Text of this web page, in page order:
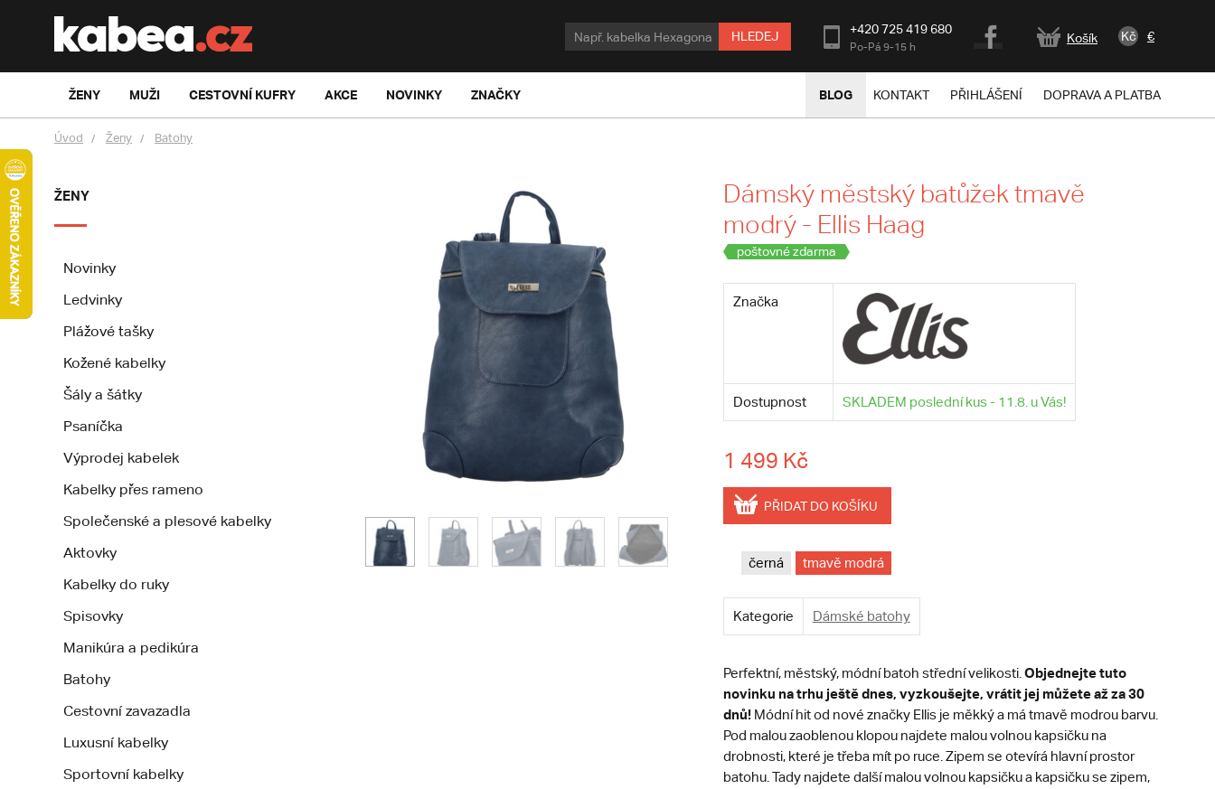
HLEDEJ +420 725 419 680
Po-Pá 9-15 h
Košík Kč €
ŽENY MUŽI CESTOVNÍ KUFRY AKCE NOVINKY ZNAČKY BLOG KONTAKT PŘIHLÁŠENÍ DOPRAVA A PLATBA
Úvod Ženy Batohy
ŽENY
Novinky
Ledvinky
Plážové tašky
Kožené kabelky
Šály a šátky
Psaníčka
Výprodej kabelek
Kabelky přes rameno
Společenské a plesové kabelky
Aktovky
Kabelky do ruky
Spisovky
Manikúra a pedikúra
Batohy
Cestovní zavazadla
Luxusní kabelky
Sportovní kabelky
Dámský městský batůžek tmavě
modrý - Ellis Haag
poštovné zdarma
Značka
Dostupnost SKLADEM poslední kus - 11.8. u Vás!
1 499 Kč
PŘIDAT DO KOŠÍKU
černá tmavě modrá
Kategorie Dámské batohy
Perfektní, městský, módní batoh střední velikosti. Objednejte tuto
novinku na trhu ještě dnes, vyzkoušejte, vrátit jej můžete až za 30
dnů! Módní hit od nové značky Ellis je měkký a má tmavě modrou barvu.
Pod malou zaoblenou klopou najdete malou volnou kapsičku na
drobnosti, které je třeba mít po ruce. Zipem se otevírá hlavní prostor
batohu. Tady najdete další malou volnou kapsičku a kapsičku se zipem,